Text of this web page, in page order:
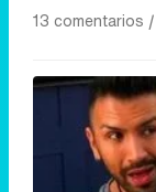
13 comentarios |